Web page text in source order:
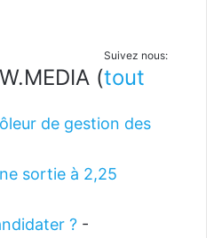
Suivez nous:
(tout
de gestion des
sortie à 2,25
? -